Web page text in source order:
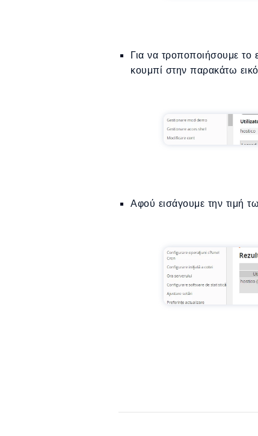
Για να τροποποιήσουμε το
κουμπί στην παρακάτω
Αφού εισάγουμε την τιμή